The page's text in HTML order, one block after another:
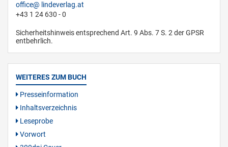
office
lindeverlag.at
+43 1 24 630 - 0
Sicherheitshinweis entsprechend Art. 9 Abs. 7 S. 2 der GPSR
entbehrlich.
WEITERES ZUM BUCH
Presseinformation
Inhaltsverzeichnis
Leseprobe
Vorwort